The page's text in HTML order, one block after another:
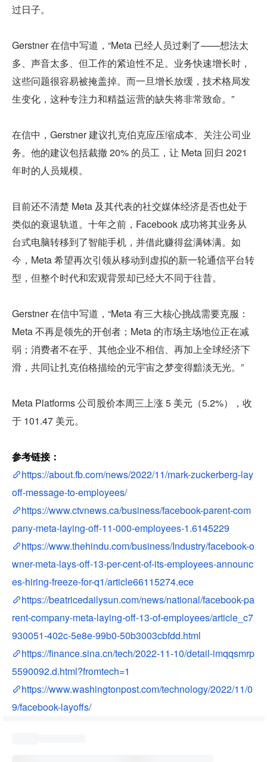
过日子。
Gerstner 在信中写道，“Meta 已经人员过剩了——想法太
多、声音太多、但工作的紧迫性不足。业务快速增长时，
这些问题很容易被掩盖掉。而一旦增长放缓，技术格局发
生变化，这种专注力和精益运营的缺失将非常致命。”
在信中，Gerstner 建议扎克伯克应压缩成本、关注公司业
务。他的建议包括裁撤 20% 的员工，让 Meta 回归 2021
年时的人员规模。
目前还不清楚 Meta 及其代表的社交媒体经济是否也处于
类似的衰退轨道。十年之前，Facebook 成功将其业务从
台式电脑转移到了智能手机，并借此赚得盆满钵满。如
今，Meta 希望再次引领从移动到虚拟的新一轮通信平台转
型，但整个时代和宏观背景却已经大不同于往昔。
Gerstner 在信中写道，“Meta 有三大核心挑战需要克服：
Meta 不再是领先的开创者；Meta 的市场主场地位正在减
弱；消费者不在乎、其他企业不相信、再加上全球经济下
滑，共同让扎克伯格描绘的元宇宙之梦变得黯淡无光。”
Meta Platforms 公司股价本周三上涨 5 美元（5.2%），收
于 101.47 美元。
参考链接：
https://about.fb.com/news/2022/11/mark-zuckerberg-lay
off-message-to-employees/
https://www.ctvnews.ca/business/facebook-parent-com
pany-meta-laying-off-11-000-employees-1.6145229
https://www.thehindu.com/business/Industry/facebook-o
wner-meta-lays-off-13-per-cent-of-its-employees-announc
es-hiring-freeze-for-q1/article66115274.ece
https://beatricedailysun.com/news/national/facebook-pa
rent-company-meta-laying-off-13-of-employees/article_c7
930051-402c-5e8e-99b0-50b3003cbfdd.html
https://finance.sina.cn/tech/2022-11-10/detail-imqqsmrp
5590092.d.html?fromtech=1
https://www.washingtonpost.com/technology/2022/11/0
9/facebook-layoffs/